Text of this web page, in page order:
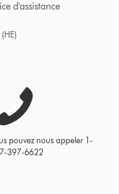
d'assistance
pouvez nous appeler 1-
397-6622